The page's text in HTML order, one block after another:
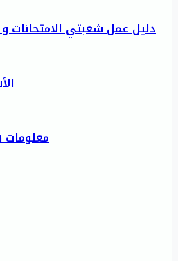
دليل عمل شعبتي الامتحانات
معلومات